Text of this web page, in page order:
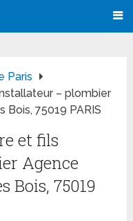
Paris
– plombier
Bois, 75019 PARIS
et fils
Agence
Bois, 75019